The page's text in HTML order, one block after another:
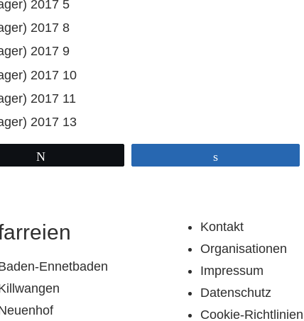
Ennetbaden
Kontakt
Organisationen
Impressum
Datenschutz
Cookie-Richtlinien